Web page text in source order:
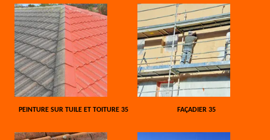
PEINTURE SUR TUILE ET TOITURE 35 FAÇADIER 35